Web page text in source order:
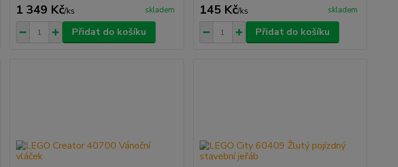
1 349 Kč/ks skladem
Přidat do košíku
145 Kč/ks skladem
Přidat do košíku